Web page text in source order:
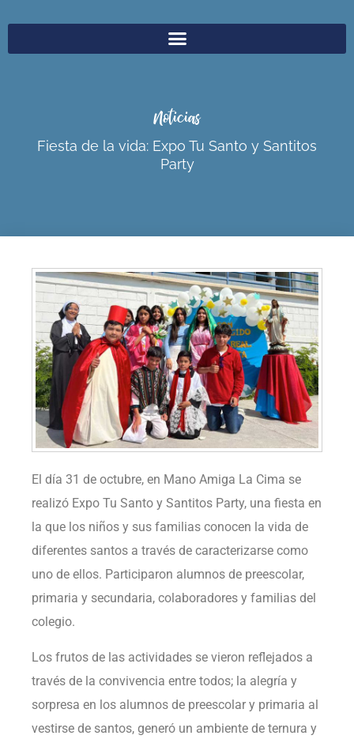
Noticias
Fiesta de la vida: Expo Tu Santo y Santitos
Party
El día 31 de octubre, en Mano Amiga La Cima se
realizó Expo Tu Santo y Santitos Party, una fiesta en
la que los niños y sus familias conocen la vida de
diferentes santos a través de caracterizarse como
uno de ellos. Participaron alumnos de preescolar,
primaria y secundaria, colaboradores y familias del
colegio.
Los frutos de las actividades se vieron reflejados a
través de la convivencia entre todos; la alegría y
sorpresa en los alumnos de preescolar y primaria al
vestirse de santos, generó un ambiente de ternura y